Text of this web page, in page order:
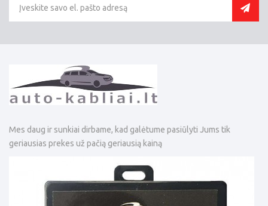
Mes daug ir sunkiai dirbame, kad galėtume pasiūlyti Jums tik
geriausias prekes už pačią geriausią kainą